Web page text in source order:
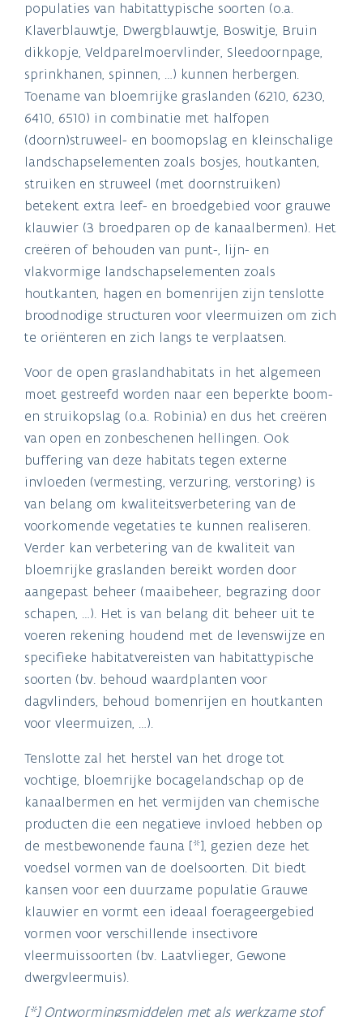
populaties van habitattypische soorten (o.a.
Klaverblauwtje, Dwergblauwtje, Boswitje, Bruin
dikkopje, Veldparelmoervlinder, Sleedoornpage,
sprinkhanen, spinnen, …) kunnen herbergen.
Toename van bloemrijke graslanden (6210, 6230,
6410, 6510) in combinatie met halfopen
(doorn)struweel- en boomopslag en kleinschalige
landschapselementen zoals bosjes, houtkanten,
struiken en struweel (met doornstruiken)
betekent extra leef- en broedgebied voor grauwe
klauwier (3 broedparen op de kanaalbermen). Het
creëren of behouden van punt-, lijn- en
vlakvormige landschapselementen zoals
houtkanten, hagen en bomenrijen zijn tenslotte
broodnodige structuren voor vleermuizen om zich
te oriënteren en zich langs te verplaatsen.
Voor de open graslandhabitats in het algemeen
moet gestreefd worden naar een beperkte boom-
en struikopslag (o.a. Robinia) en dus het creëren
van open en zonbeschenen hellingen. Ook
buffering van deze habitats tegen externe
invloeden (vermesting, verzuring, verstoring) is
van belang om kwaliteitsverbetering van de
voorkomende vegetaties te kunnen realiseren.
Verder kan verbetering van de kwaliteit van
bloemrijke graslanden bereikt worden door
aangepast beheer (maaibeheer, begrazing door
schapen, …). Het is van belang dit beheer uit te
voeren rekening houdend met de levenswijze en
specifieke habitatvereisten van habitattypische
soorten (bv. behoud waardplanten voor
dagvlinders, behoud bomenrijen en houtkanten
voor vleermuizen, …).
Tenslotte zal het herstel van het droge tot
vochtige, bloemrijke bocagelandschap op de
kanaalbermen en het vermijden van chemische
producten die een negatieve invloed hebben op
de mestbewonende fauna [*], gezien deze het
voedsel vormen van de doelsoorten. Dit biedt
kansen voor een duurzame populatie Grauwe
klauwier en vormt een ideaal foerageergebied
vormen voor verschillende insectivore
vleermuissoorten (bv. Laatvlieger, Gewone
dwergvleermuis).
[*] Ontwormingsmiddelen met als werkzame stof